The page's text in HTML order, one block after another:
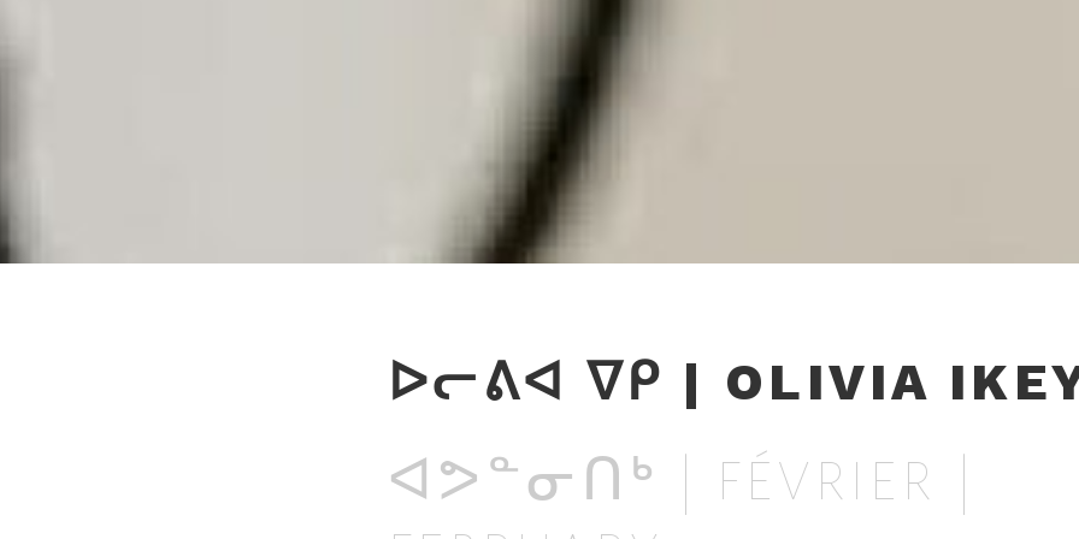
ᐅᓕᕕᐊ ᐁᑭ | OLIVIA
ᐊᕗᓐᓂᑎᒃ | FÉVRIER |